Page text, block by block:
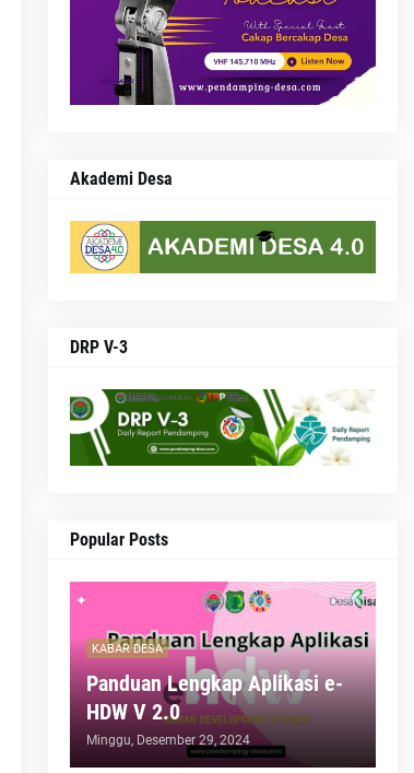
Akademi Desa
DRP V-3
Popular Posts
KABAR DESA
Panduan Lengkap Aplikasi e-
HDW V 2.0
Minggu, Desember 29, 2024